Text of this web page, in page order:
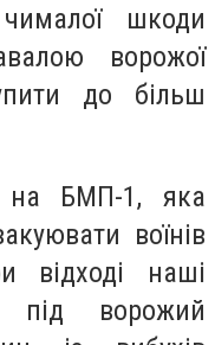
шкоди
ворожої
до більш
на БМП-1, яка
воїнів
відході наші
під ворожий